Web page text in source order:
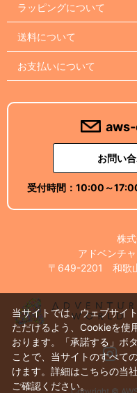
ラッピングについて
送料について
お支払いについて
お問い
受付時間： 10:00～
株
アドベンチ
〒649-2201 和歌
当サイトでは、ウェブサイ
ただけるよう、Cookieを使
おります。「承諾する」ボ
ことで、当サイトのすべて
けます。詳細はこちらの当社
ご確認ください。